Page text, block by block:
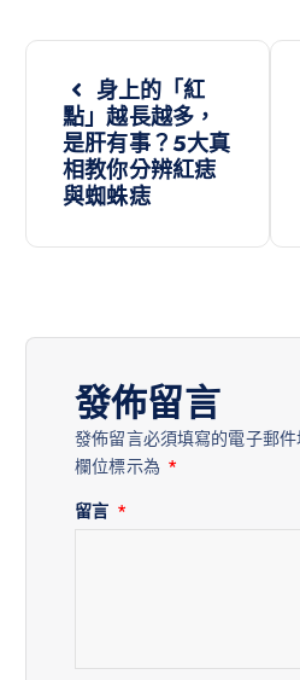
身上的「紅
點」越長越多，
是肝有事？5大真
相教你分辨紅痣
與蜘蛛痣
發佈留言
發佈留言必須填寫的電子郵件
欄位標示為 *
留言 *